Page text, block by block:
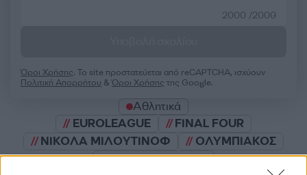
2000 /2000
Όροι Χρήσης. Το site προστατεύεται από reCAPTCHA, ισχύουν
Πολιτική Απορρήτου &Όροι Χρήσης της Google.
Αθλητικά
EUROLEAGUE
FINAL FOUR
ΝΙΚΟΛΑ ΜΙΛΟΥΤΙΝΟΦ
ΟΛΥΜΠΙΑΚΟΣ
ΦΕΝΕΡΜΠΑΧΤΣΕ